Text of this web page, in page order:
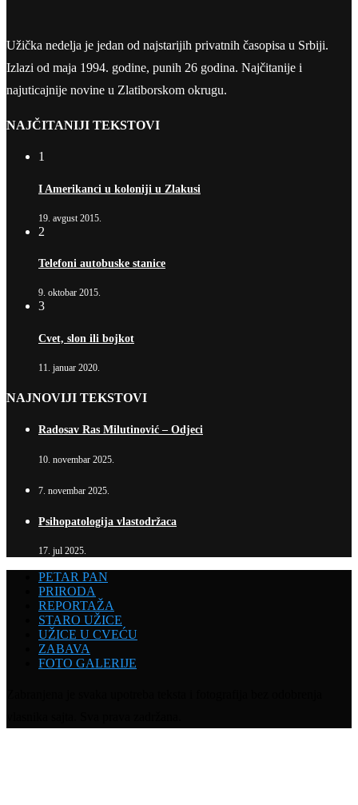
Užička nedelja je jedan od najstarijih privatnih časopisa u Srbiji.
Izlazi od maja 1994. godine, punih 26 godina. Najčitanije i
najuticajnije novine u Zlatiborskom okrugu.
NAJČITANIJI TEKSTOVI
1
I Amerikanci u koloniji u Zlakusi
19. avgust 2015.
2
Telefoni autobuske stanice
9. oktobar 2015.
3
Cvet, slon ili bojkot
11. januar 2020.
NAJNOVIJI TEKSTOVI
Radosav Ras Milutinović – Odjeci
10. novembar 2025.
7. novembar 2025.
Psihopatologija vlastodržaca
17. jul 2025.
PETAR PAN
PRIRODA
REPORTAŽA
STARO UŽICE
UŽICE U CVEĆU
ZABAVA
FOTO GALERIJE